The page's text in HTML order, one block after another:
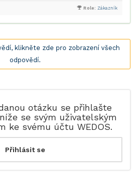
Role: Zákazník
klikněte zde pro zobrazení všech
odpovědí.
otázku se přihlašte
se svým uživatelským
ke svému účtu WEDOS.